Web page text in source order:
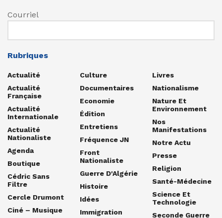
Courriel
Rubriques
Actualité
Actualité
Française
Actualité
Internationale
Actualité
Nationaliste
Agenda
Boutique
Cédric Sans
Filtre
Cercle Drumont
Ciné – Musique
Culture
Documentaires
Economie
Édition
Entretiens
Fréquence JN
Front
Nationaliste
Guerre D'Algérie
Histoire
Idées
Immigration
Livres
Nationalisme
Nature Et
Environnement
Nos
Manifestations
Notre Actu
Presse
Religion
Santé-Médecine
Science Et
Technologie
Seconde Guerre